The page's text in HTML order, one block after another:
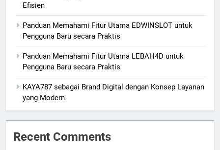
Efisien
Panduan Memahami Fitur Utama EDWINSLOT untuk
Pengguna Baru secara Praktis
Panduan Memahami Fitur Utama LEBAH4D untuk
Pengguna Baru secara Praktis
KAYA787 sebagai Brand Digital dengan Konsep Layanan
yang Modern
Recent Comments